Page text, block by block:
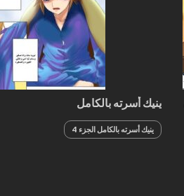
ينيك أسرته بالكامل
ينيك أسرته بالكامل الجزء 4